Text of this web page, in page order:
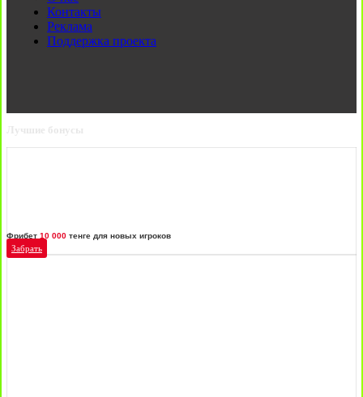
Контакты
Реклама
Поддержка проекта
Лучшие бонусы
Фрибет 10 000 тенге для новых игроков
Забрать